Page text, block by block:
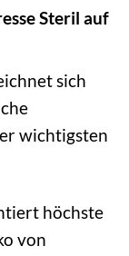
Steril auf
sich
wichtigsten
höchste
von